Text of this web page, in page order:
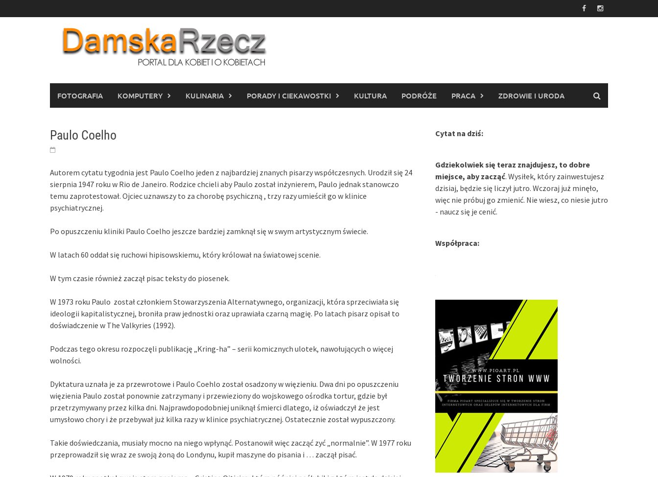
to
FOTOGRAFIA KOMPUTERY KULINARIA PORADY I CIEKAWOSTKI KULTURA PODRÓŻE PRACA ZDROWIE I URODA
Paulo Coelho
Autorem cytatu tygodnia jest Paulo Coelho jeden z najbardziej znanych pisarzy współczesnych. Urodził się 24
sierpnia 1947 roku w Rio de Janeiro. Rodzice chcieli aby Paulo został inżynierem, Paulo jednak stanowczo
temu zaprotestował. Ojciec uznawszy to za chorobę psychiczną , trzy razy umieścił go w klinice
psychiatrycznej.
Po opuszczeniu kliniki Paulo Coelho jeszcze bardziej zamknął się w swym artystycznym świecie.
W latach 60 oddał się ruchowi hipisowskiemu, który królował na światowej scenie.
W tym czasie również zaczął pisac teksty do piosenek.
W 1973 roku Paulo został członkiem Stowarzyszenia Alternatywnego, organizacji, która sprzeciwiała się
ideologii kapitalistycznej, broniła praw jednostki oraz uprawiała czarną magię. Po latach pisarz opisał to
doświadczenie w The Valkyries (1992).
Podczas tego okresu rozpoczęli publikację „Kring-ha” – serii komicznych ulotek, nawołujących o więcej
wolności.
Dyktatura uznała je za przewrotowe i Paulo Coehlo został osadzony w więzieniu. Dwa dni po opuszczeniu
więzienia Paulo został ponownie zatrzymany i przewieziony do wojskowego ośrodka tortur, gdzie był
przetrzymywany przez kilka dni. Najprawdopodobniej uniknął śmierci dlatego, iż oświadczył że jest
umysłowo chory i że przebywał już kilka razy w klinice psychiatrycznej. Ostatecznie został wypuszczony.
Takie doświedczania, musiały mocno na niego wpłynąć. Postanowił więc zacząć zyć „normalnie”. W 1977 roku
przeprowadził się wraz ze swoją żoną do Londynu, kupił maszyne do pisania i … zaczął pisać.
Cytat na dziś:
Gdziekolwiek się teraz znajdujesz, to dobre
miejsce, aby zacząć. Wysiłek, który zainwestujesz
dzisiaj, będzie się liczył jutro. Wczoraj już minęło,
więc nie próbuj go zmienić. Nie wiesz, co niesie jutro
- naucz się je cenić.
Współpraca: